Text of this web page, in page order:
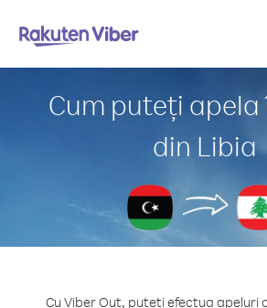
Cum puteți apela
din Libia
Cu Viber Out, puteți efectua